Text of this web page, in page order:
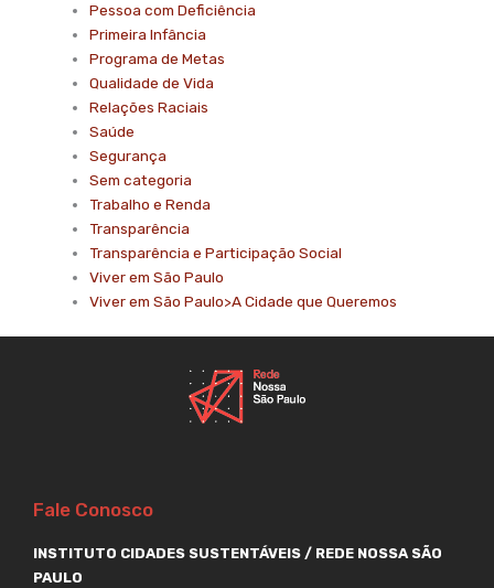
Pessoa com Deficiência
Primeira Infância
Programa de Metas
Qualidade de Vida
Relações Raciais
Saúde
Segurança
Sem categoria
Trabalho e Renda
Transparência
Transparência e Participação Social
Viver em São Paulo
Viver em São Paulo>A Cidade que Queremos
Fale Conosco
INSTITUTO CIDADES SUSTENTÁVEIS / REDE NOSSA SÃO
PAULO